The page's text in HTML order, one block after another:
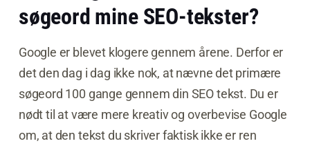
søgeord mine SEO-tekster?
Google er blevet klogere gennem årene. Derfor er
det den dag i dag ikke nok, at nævne det primære
søgeord 100 gange gennem din SEO tekst. Du er
nødt til at være mere kreativ og overbevise Google
om, at den tekst du skriver faktisk ikke er ren